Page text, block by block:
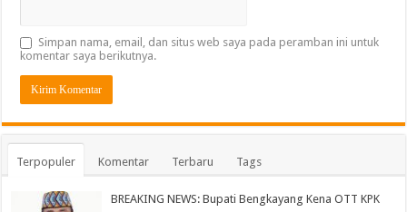
Simpan nama, email, dan situs web saya pada peramban ini untuk
komentar saya berikutnya.
Terpopuler Komentar Terbaru Tags
BREAKING NEWS: Bupati Bengkayang Kena OTT KPK